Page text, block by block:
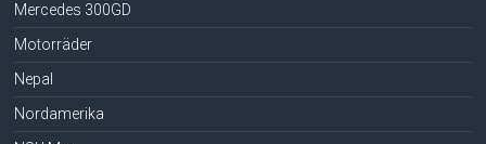
Mercedes 300GD
Motorräder
Nepal
Nordamerika